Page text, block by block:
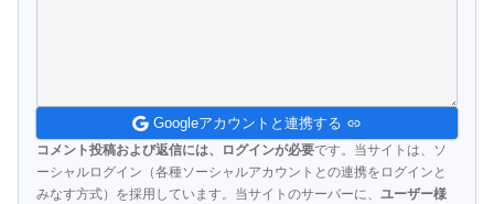
Googleアカウントと連携する
コメント投稿および返信には、ログインが必要です。当サイトは、ソ
ーシャルログイン（各種ソーシャルアカウントとの連携をログインと
みなす方式）を採用しています。当サイトのサーバーに、 ユーザー様